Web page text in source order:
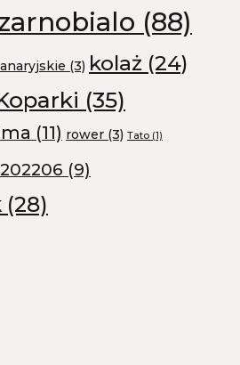
(88)
(3) kolaż (24)
(35)
(11) rower (3) Tato (1)
(9)
(28)